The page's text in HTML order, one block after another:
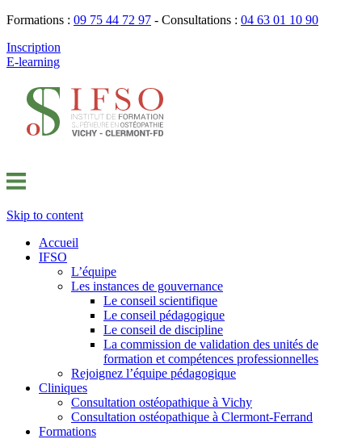
Formations : 09 75 44 72 97 - Consultations : 04 63 01 10 90
Inscription
E-learning
Skip to content
Accueil
IFSO
L’équipe
Les instances de gouvernance
Le conseil scientifique
Le conseil pédagogique
Le conseil de discipline
La commission de validation des unités de
formation et compétences professionnelles
Rejoignez l’équipe pédagogique
Cliniques
Consultation ostéopathique à Vichy
Consultation ostéopathique à Clermont-Ferrand
Formations